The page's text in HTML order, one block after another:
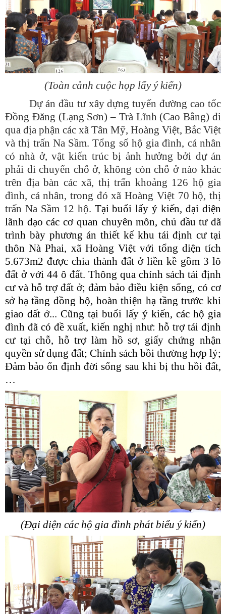
(Toàn cảnh cuộc họp lấy ý kiến)
Dự án đầu tư xây dựng tuyến đường cao tốc
Đồng Đăng (Lạng Sơn) – Trà Lĩnh (Cao Bằng) đi
qua địa phận các xã Tân Mỹ, Hoàng Việt, Bắc Việt
và thị trấn Na Sầm. Tổng số hộ gia đình, cá nhân
có nhà ở, vật kiến trúc bị ảnh hưởng bởi dự án
phải di chuyển chỗ ở, không còn chỗ ở nào khác
trên địa bàn các xã, thị trấn khoảng 126 hộ gia
đình, cá nhân, trong đó xã Hoàng Việt 70 hộ, thị
trấn Na Sầm 12 hộ. Tại buổi lấy ý kiến, đại diện
lãnh đạo các cơ quan chuyên môn, chủ đầu tư đã
trình bày phươngán thiết kế khu tái định cư tại
thôn Nà Phai, xã Hoàng Việt với tổng diện tích
5.673m2 được chia thành đất ở liền kề gồm 3 lô
đất ở với 44 ô đất. Thông qua chính sách tái định
cư và hỗ trợ đất ở; đảm bảo điều kiện sống, có cơ
sở hạ tầng đồng bộ, hoàn thiện hạ tầng trước khi
giao đất ở... Cũng tại buổi lấy ý kiến, các hộ gia
đình đã có đề xuất, kiến nghị như: hỗ trợ tái định
cư tại chỗ, hỗ trợ làm hồ sơ, giấy chứng nhận
quyền sử dụng đất; Chính sách bồi thường hợp lý;
Đảm bảo ổn định đời sống sau khi bị thu hồi đất,
…
(Đại diện các hộ gia đình phát biểu ý kiến)